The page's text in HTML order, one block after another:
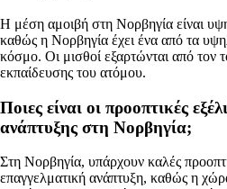
Η μέση αμοιβή στη Νορβηγία είναι
καθώς η Νορβηγία έχει ένα από τα
κόσμο. Οι μισθοί εξαρτώνται από τον
εκπαίδευσης του ατόμου.
Ποιες είναι οι προοπτικές
ανάπτυξης στη Νορβηγία;
Στη Νορβηγία, υπάρχουν καλές
επαγγελματική ανάπτυξη, καθώς η